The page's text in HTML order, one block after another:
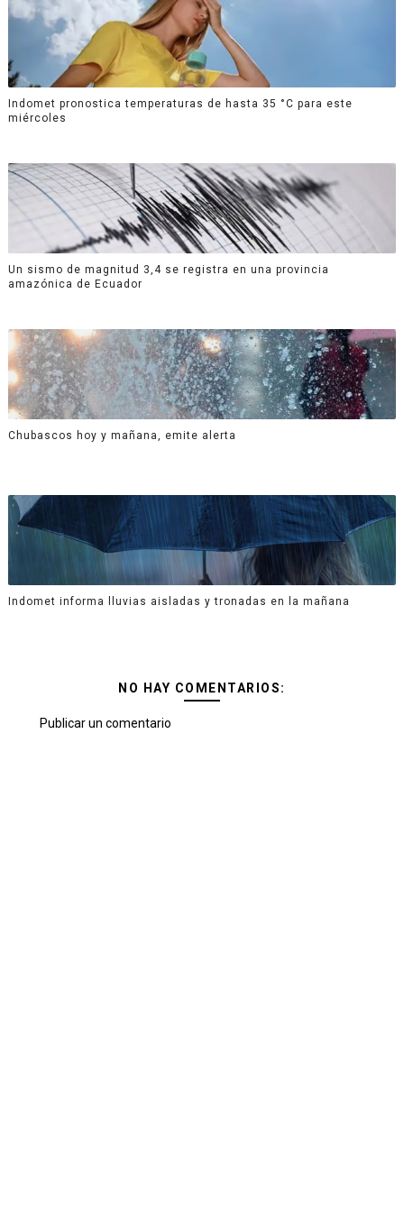
Indomet pronostica temperaturas de hasta 35 °C para este
miércoles
Un sismo de magnitud 3,4 se registra en una provincia
amazónica de Ecuador
Chubascos hoy y mañana, emite alerta
Indomet informa lluvias aisladas y tronadas en la mañana
NO HAY COMENTARIOS:
Publicar un comentario